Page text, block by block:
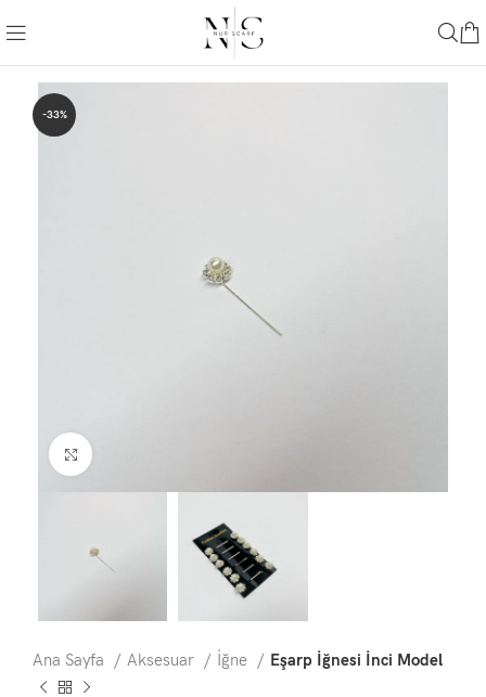
-33%
Ana Sayfa Aksesuar İğne Eşarp İğnesi İnci Model